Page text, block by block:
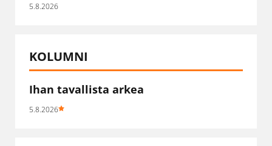
5.8.2026
KOLUMNI
Ihan tavallista arkea
5.8.2026